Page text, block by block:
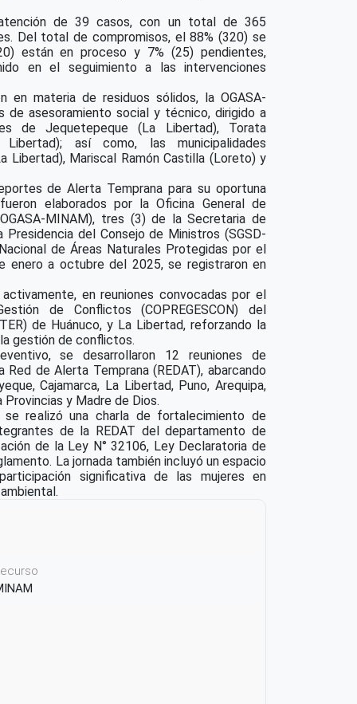
de 39 casos, con un total de 365
Del total de compromisos, el 88% (320) se
están en proceso y 7% (25) pendientes,
en el seguimiento a las intervenciones
en materia de residuos sólidos, la OGASA-
de asesoramiento social y técnico, dirigido a
de Jequetepeque (La Libertad), Torata
Libertad); así como, las municipalidades
Libertad), Mariscal Ramón Castilla (Loreto) y
de Alerta Temprana para su oportuna
elaborados por la Oficina General de
MINAM), tres (3) de la Secretaria de
del Consejo de Ministros (SGSD-
de Áreas Naturales Protegidas por el
enero a octubre del 2025, se registraron en
en reuniones convocadas por el
de Conflictos (COPREGESCON) del
de Huánuco, y La Libertad, reforzando la
gestión de conflictos.
se desarrollaron 12 reuniones de
de Alerta Temprana (REDAT), abarcando
Cajamarca, La Libertad, Puno, Arequipa,
Provincias y Madre de Dios.
se realizó una charla de fortalecimiento de
de la REDAT del departamento de
de la Ley N° 32106, Ley Declaratoria de
La jornada también incluyó un espacio
significativa de las mujeres en